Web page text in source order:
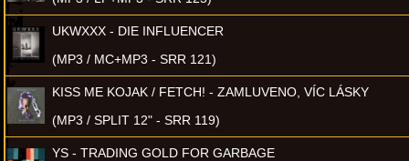
UKWXXX - DIE INFLUENCER
(MP3 / MC+MP3 - SRR 121)
KISS ME KOJAK / FETCH! - ZAMLUVENO, VÍC LÁSKY
(MP3 / SPLIT 12" - SRR 119)
YS - TRADING GOLD FOR GARBAGE